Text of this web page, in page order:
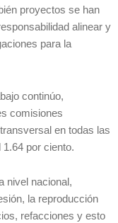
proyectos se han
alinear y
para la
continúo,
comisiones
en todas las
por ciento.
nivel nacional,
la reproducción
refacciones y esto